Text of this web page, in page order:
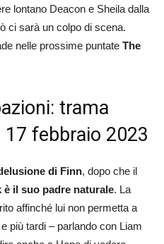
lontano Deacon e Sheila dalla
ci sarà un colpo di scena.
nelle prossime puntate The
trama
febbraio 2023
di Finn, dopo che il
è il suo padre naturale. La
affinché lui non permetta a
più tardi – parlando con Liam